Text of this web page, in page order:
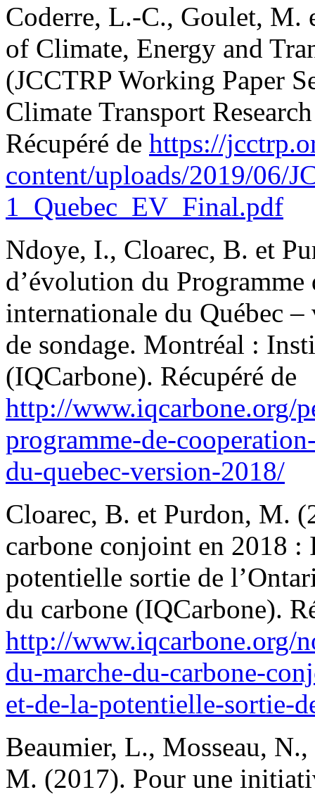
Coderre, L.-C., Goulet, M.
of Climate, Energy and
(JCCTRP Working Paper
Climate Transport
Récupéré de https://
content/uploads/2019/06/
1_Quebec_EV_Final.pdf
Ndoye, I., Cloarec, B. et
d’évolution du
internationale du Québec
de sondage. Montréal :
(IQCarbone). Récupéré de
http://www.iqcarbone.org/
programme-de-
du-quebec-version-2018/
Cloarec, B. et Purdon, M.
carbone conjoint en 2018 :
potentielle sortie de
du carbone (IQCarbone).
http://www.iqcarbone.org/
du-marche-du-carbone-
et-de-la-potentielle-sortie-
Beaumier, L., Mosseau,
M. (2017). Pour une